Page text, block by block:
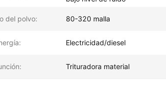
del polvo: 80-320 malla
Electricidad/diesel
Trituradora material